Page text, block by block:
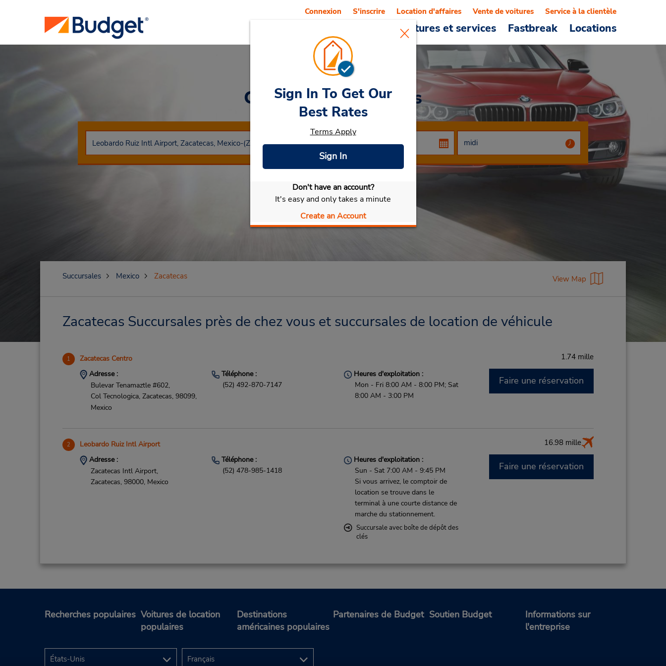
Voitures et services Fastbreak Locations
Connexion S'inscrire Location d'affaires Vente de voitures Service à la clientèle
Car Rental Zacatecas
Sélectionner ma voiture
Sign In To Get Our
Best Rates
Terms Apply
Sign In
Don't have an account?
It's easy and only takes a minute
Create an Account
Succursales Mexico Zacatecas View Map
Zacatecas Succursales près de chez vous et succursales de location de véhicule
1 Zacatecas Centro 1.74 mille
Adresse :
Bulevar Tenamaztle #602,
Col Tecnologica, Zacatecas, 98099,
Mexico
Téléphone :
(52) 492-870-7147
Heures d'exploitation :
Mon - Fri 8:00 AM - 8:00 PM; Sat
8:00 AM - 3:00 PM
Faire une réservation
2 Leobardo Ruiz Intl Airport 16.98 mille
Adresse :
Zacatecas Intl Airport,
Zacatecas, 98000, Mexico
Téléphone :
(52) 478-985-1418
Heures d'exploitation :
Sun - Sat 7:00 AM - 9:45 PM
Si vous arrivez, le comptoir de
location se trouve dans le
terminal à une courte distance de
marche du stationnement.
Succursale avec boîte de dépôt des
clés
Faire une réservation
Recherches populaires Voitures de location
populaires
Destinations
américaines populaires
Partenaires de Budget Soutien Budget
Informations sur
l'entreprise